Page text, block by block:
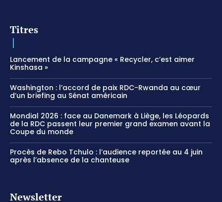
Titres
Lancement de la campagne « Recycler, c’est aimer
Kinshasa »
Washington : l’accord de paix RDC-Rwanda au cœur
d’un briefing au Sénat américain
Mondial 2026 : face au Danemark à Liège, les Léopards
de la RDC passent leur premier grand examen avant la
Coupe du monde
Procès de Rebo Tchulo : l’audience reportée au 4 juin
après l’absence de la chanteuse
Newsletter